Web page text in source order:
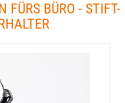
FÜRS BÜRO - STIFT-